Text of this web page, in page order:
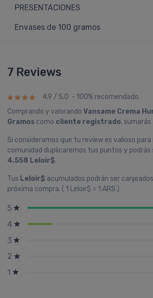
PRESENTACIONES
Envases de 100 gramos
7 Reviews
4.9 / 5.0 - 100% recomendado.
Comprando y valorando Vansame Crema
Gramos como cliente registrado, sumarás
Si consideramos que tu review es valioso
comunidad duplicaremos tus puntos y podrás
4.558 Leloir$.
Tus Leloir$ acumulados podrán ser
próxima compra. ( 1 Leloir$ = 1 ARS )
5
4
3
2
1